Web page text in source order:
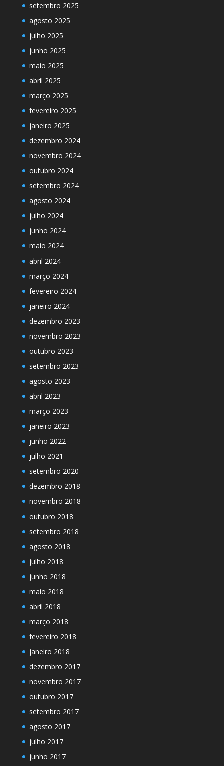
setembro 2025
agosto 2025
julho 2025
junho 2025
maio 2025
abril 2025
março 2025
fevereiro 2025
janeiro 2025
dezembro 2024
novembro 2024
outubro 2024
setembro 2024
agosto 2024
julho 2024
junho 2024
maio 2024
abril 2024
março 2024
fevereiro 2024
janeiro 2024
dezembro 2023
novembro 2023
outubro 2023
setembro 2023
agosto 2023
abril 2023
março 2023
janeiro 2023
junho 2022
julho 2021
setembro 2020
dezembro 2018
novembro 2018
outubro 2018
setembro 2018
agosto 2018
julho 2018
junho 2018
maio 2018
abril 2018
março 2018
fevereiro 2018
janeiro 2018
dezembro 2017
novembro 2017
outubro 2017
setembro 2017
agosto 2017
julho 2017
junho 2017